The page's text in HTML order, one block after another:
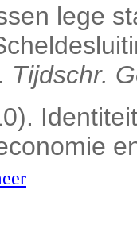
lege
Tijdschr.